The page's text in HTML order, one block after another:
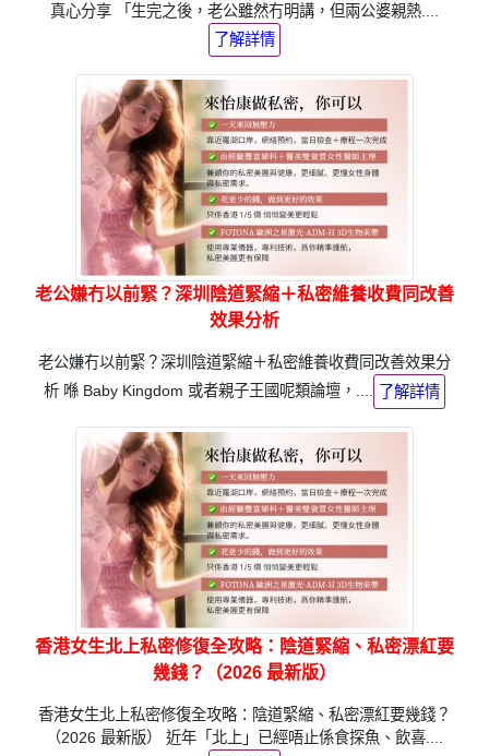
真心分享 「生完之後，老公雖然冇明講，但兩公婆親熱....
了解詳情
老公嫌冇以前緊？深圳陰道緊縮＋私密維養收費同改善
效果分析
老公嫌冇以前緊？深圳陰道緊縮＋私密維養收費同改善效果分
析 喺 Baby Kingdom 或者親子王國呢類論壇，.... 了解詳情
香港女生北上私密修復全攻略：陰道緊縮、私密漂紅要
幾錢？（2026 最新版）
香港女生北上私密修復全攻略：陰道緊縮、私密漂紅要幾錢？
（2026 最新版） 近年「北上」已經唔止係食探魚、飲喜....